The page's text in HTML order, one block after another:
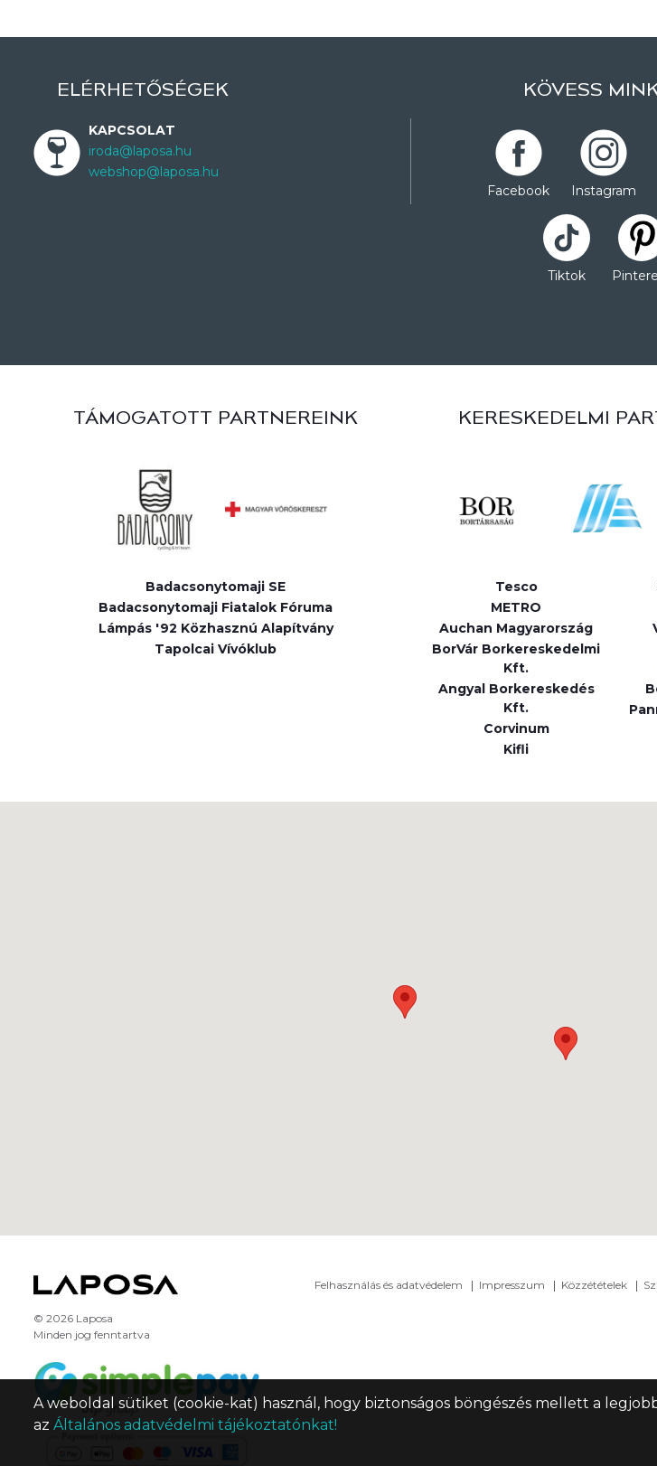
ELÉRHETŐSÉGEK
KAPCSOLAT
iroda@laposa.hu
webshop@laposa.hu
KÖVESS
Facebook Instagram
Tiktok
TÁMOGATOTT PARTNEREINK
Badacsonytomaji SE
Badacsonytomaji Fiatalok Fóruma
Lámpás '92 Közhasznú Alapítvány
Tapolcai Vívóklub
KERESKEDELMI
Tesco
METRO
Auchan Magyarország
BorVár Borkereskedelmi
Kft.
Angyal Borkereskedés
Kft.
Corvinum
Kifli
Felhasználás és adatvédelem Impresszum Közzétételek
© 2026 Laposa
Minden jog fenntartva
A weboldal sütiket (cookie-kat) használ, hogy biztonságos böngészés mellett a
az Általános adatvédelmi tájékoztatónkat!